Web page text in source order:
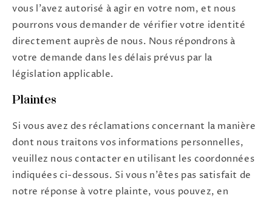
vous l'avez autorisé à agir en votre nom, et nous
pourrons vous demander de vérifier votre identité
directement auprès de nous. Nous répondrons à
votre demande dans les délais prévus par la
législation applicable.
Plaintes
Si vous avez des réclamations concernant la manière
dont nous traitons vos informations personnelles,
veuillez nous contacter en utilisant les coordonnées
indiquées ci-dessous. Si vous n'êtes pas satisfait de
notre réponse à votre plainte, vous pouvez, en